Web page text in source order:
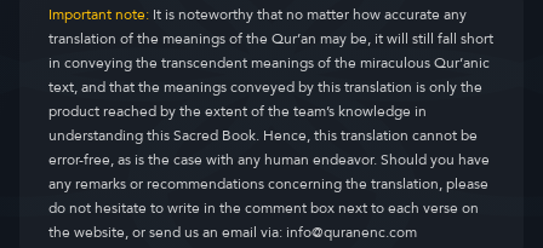
Important note:It is noteworthy that no matter how accurate any
translation of the meanings of the Qur’an may be, it will still fall short
in conveying the transcendent meanings of the miraculous Qur’anic
text, and that the meanings conveyed by this translation is only the
product reached by the extent of the team’s knowledge in
understanding this Sacred Book. Hence, this translation cannot be
error-free, as is the case with any human endeavor. Should you have
any remarks or recommendations concerning the translation, please
do not hesitate to write in the comment box next to each verse on
the website, or send us an email via:info@quranenc.com